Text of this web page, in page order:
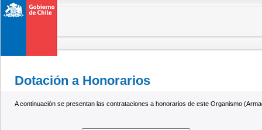
Dotación a Honorarios
A continuación se presentan las contrataciones a honorarios de este Organismo